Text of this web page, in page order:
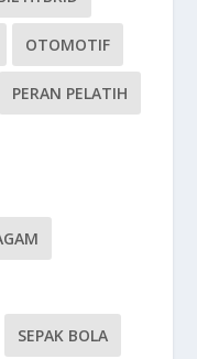
OTOMOTIF
PERAN PELATIH
SEPAK BOLA